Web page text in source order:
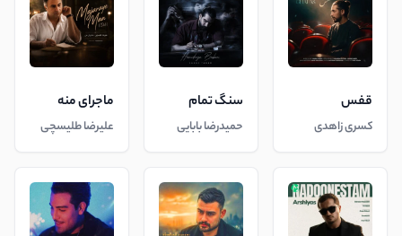
قفس
کسری زاهدی
سنگ تمام
حمیدرضا بابایی
ماجرای منه
علیرضا طلیسچی